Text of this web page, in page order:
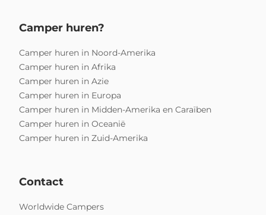
Camper huren?
Camper huren in Noord-Amerika
Camper huren in Afrika
Camper huren in Azie
Camper huren in Europa
Camper huren in Midden-Amerika en Caraïben
Camper huren in Oceanië
Camper huren in Zuid-Amerika
Contact
Worldwide Campers